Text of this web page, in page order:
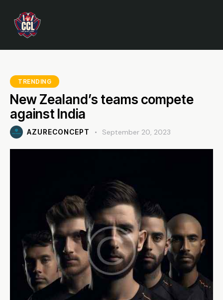
TRENDING
New Zealand’s teams compete
against India
AZURECONCEPT September 20, 2023